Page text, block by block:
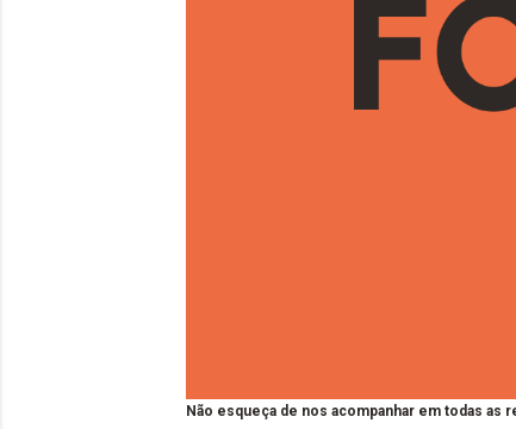
Não esqueça de nos acompanhar em todas as